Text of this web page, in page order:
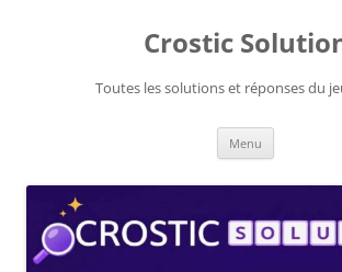
Crostic
Toutes les solutions et réponses du
Menu